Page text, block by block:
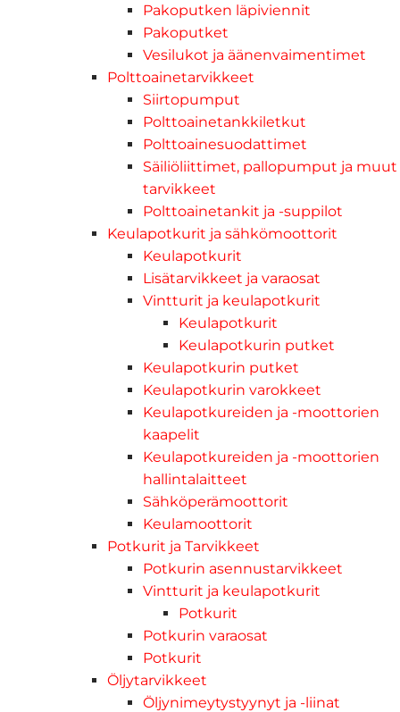
Pakoputken läpiviennit
Pakoputket
Vesilukot ja äänenvaimentimet
Polttoainetarvikkeet
Siirtopumput
Polttoainetankkiletkut
Polttoainesuodattimet
Säiliöliittimet, pallopumput ja muut
tarvikkeet
Polttoainetankit ja -suppilot
Keulapotkurit ja sähkömoottorit
Keulapotkurit
Lisätarvikkeet ja varaosat
Vintturit ja keulapotkurit
Keulapotkurit
Keulapotkurin putket
Keulapotkurin putket
Keulapotkurin varokkeet
Keulapotkureiden ja -moottorien
kaapelit
Keulapotkureiden ja -moottorien
hallintalaitteet
Sähköperämoottorit
Keulamoottorit
Potkurit ja Tarvikkeet
Potkurin asennustarvikkeet
Vintturit ja keulapotkurit
Potkurit
Potkurin varaosat
Potkurit
Öljytarvikkeet
Öljynimeytystyynyt ja -liinat